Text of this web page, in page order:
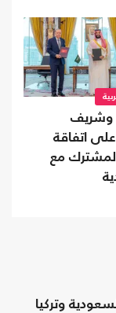
وشريف
اتفاقة
المشترك مع
وتركيا